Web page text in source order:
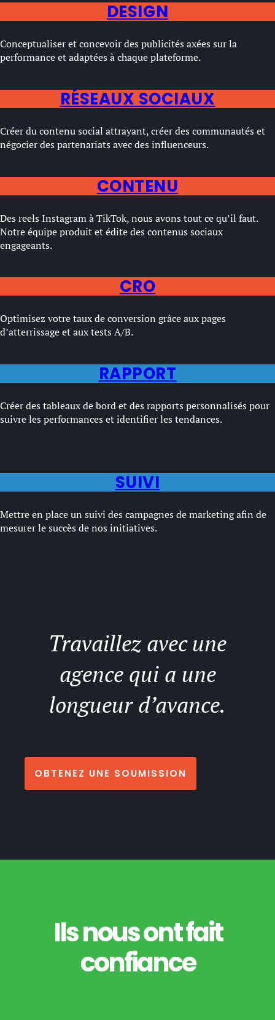
DESIGN
Conceptualiser et concevoir des publicités axées sur la
performance et adaptées à chaque plateforme.
RÉSEAUX SOCIAUX
Créer du contenu social attrayant, créer des communautés et
négocier des partenariats avec des influenceurs.
CONTENU
Des reels Instagram à TikTok, nous avons tout ce qu’il faut.
Notre équipe produit et édite des contenus sociaux
engageants.
CRO
Optimisez votre taux de conversion grâce aux pages
d’atterrissage et aux tests A/B.
RAPPORT
Créer des tableaux de bord et des rapports personnalisés pour
suivre les performances et identifier les tendances.
SUIVI
Mettre en place un suivi des campagnes de marketing afin de
mesurer le succès de nos initiatives.
Travaillez avec une
agence qui a une
longueur d’avance.
OBTENEZ UNE SOUMISSION
Ils nous ont fait
confiance